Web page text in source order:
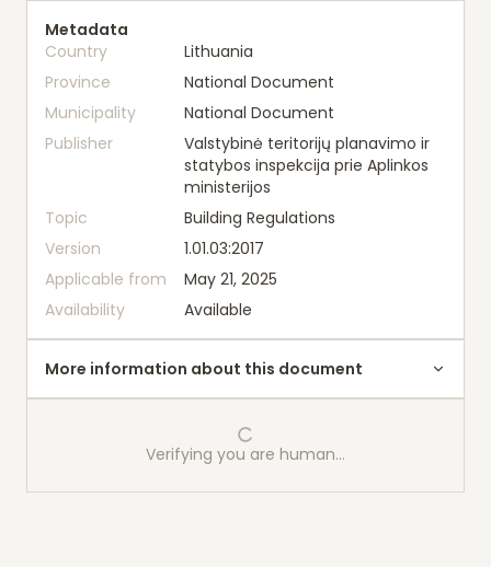
Metadata
Country
Lithuania
Province
National Document
Municipality
National Document
Publisher
Valstybinė teritorijų planavimo ir
statybos inspekcija prie Aplinkos
ministerijos
Topic
Building Regulations
Version
1.01.03:2017
Applicable from
May 21, 2025
Availability
Available
More information about this document
Verifying you are human…